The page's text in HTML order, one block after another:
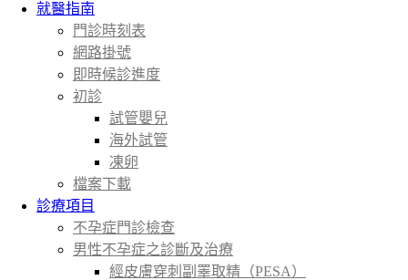
就醫指南
門診時刻表
網路掛號
即時候診進度
初診
試管嬰兒
海外試管
凍卵
檔案下載
診療項目
不孕症門診檢查
男性不孕症之診斷及治療
經皮膚穿刺副睪取精（PESA）